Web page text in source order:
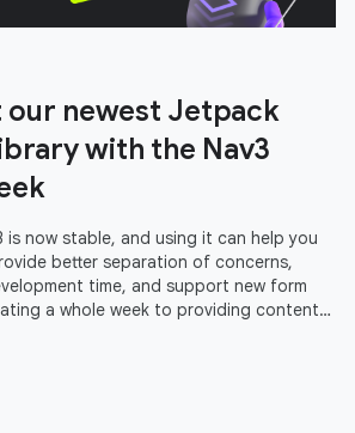
our newest Jetpack
with the Nav3
is now stable, and using it can help you
better separation of concerns,
time, and support new form
a whole week to providing content